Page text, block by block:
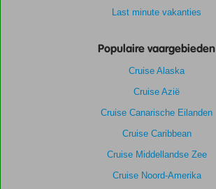
Last minute vakanties
Populaire vaargebieden
Cruise Alaska
Cruise Azië
Cruise Canarische Eilanden
Cruise Caribbean
Cruise Middellandse Zee
Cruise Noord-Amerika